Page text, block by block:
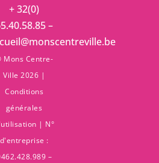
+ 32(0)
–
Mons Centre-
Ville 2026 |
Conditions
générales
| N°
d'entreprise :
–